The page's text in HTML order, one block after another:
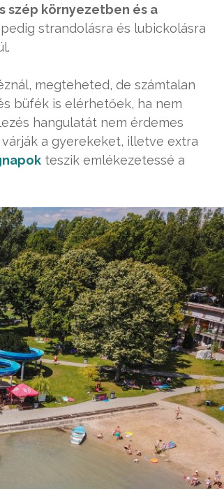
szép környezetben és a
strandolásra és lubickolásra
megteheted, de számtalan
büfék is elérhetőek, ha nem
hangulatát nem érdemes
várják a gyerekeket, illetve extra
teszik emlékezetessé a